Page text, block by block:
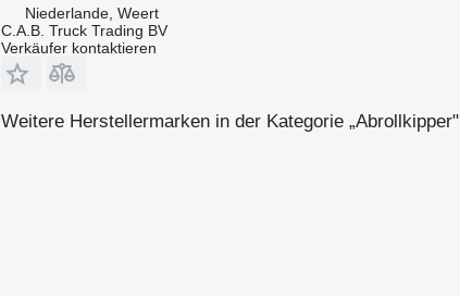
Niederlande, Weert
C.A.B. Truck Trading BV
Verkäufer kontaktieren
Weitere Herstellermarken in der Kategorie „Abrollkipper"